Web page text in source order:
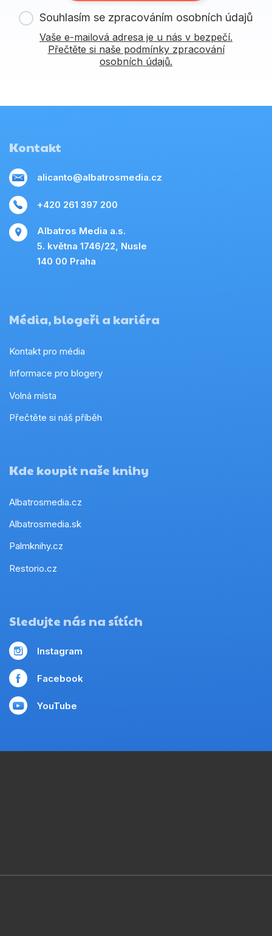
Souhlasím se zpracováním osobních údajů
Vaše e-mailová adresa je u nás v bezpečí.
Přečtěte si naše podmínky zpracování
osobních údajů.
Kontakt
alicanto@albatrosmedia.cz
+420 261 397 200
Albatros Media a.s.
5. května 1746/22, Nusle
140 00 Praha
Média, blogeři a kariéra
Kontakt pro média
Informace pro blogery
Volná místa
Přečtěte si náš příběh
Kde koupit naše knihy
Albatrosmedia.cz
Albatrosmedia.sk
Palmknihy.cz
Restorio.cz
Sledujte nás na sítích
Instagram
Facebook
YouTube